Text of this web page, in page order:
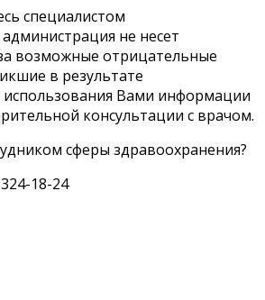
специалистом
не несет
возможные отрицательные
в результате
использования Вами информации
консультации с врачом.
сферы здравоохранения?
18-24